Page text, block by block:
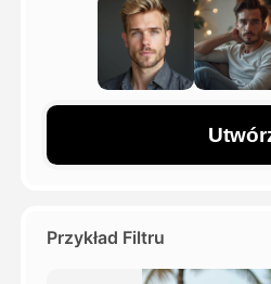
Blog
Przykład Filtru